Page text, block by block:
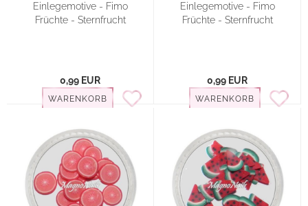
Einlegemotive - Fimo
Früchte - Sternfrucht
0,99 EUR
WARENKORB
Einlegemotive - Fimo
Früchte - Sternfrucht
0,99 EUR
WARENKORB